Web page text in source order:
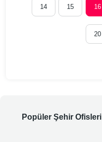
14 15 16
20
Popüler Şehir Ofisleri